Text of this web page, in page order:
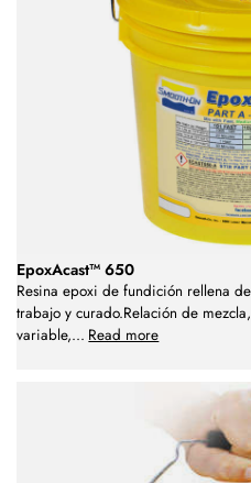
EpoxAcast™ 650
Resina epoxi de fundición rellena
trabajo y curado.Relación de
variable,... Read more